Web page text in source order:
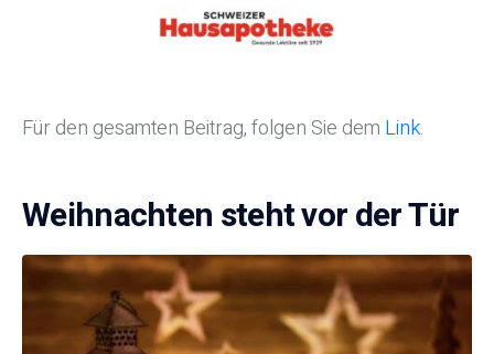
Für den gesamten Beitrag, folgen Sie dem Link.
Weihnachten steht vor der Tür